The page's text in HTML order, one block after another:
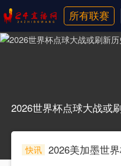
所有联赛
快讯